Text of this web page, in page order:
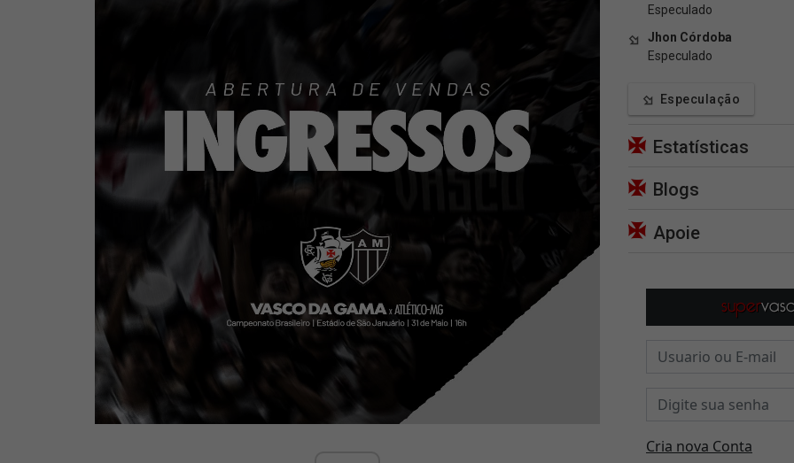
Especulado
Jhon Córdoba
Especulado
Especulação
Estatísticas
Blogs
Apoie